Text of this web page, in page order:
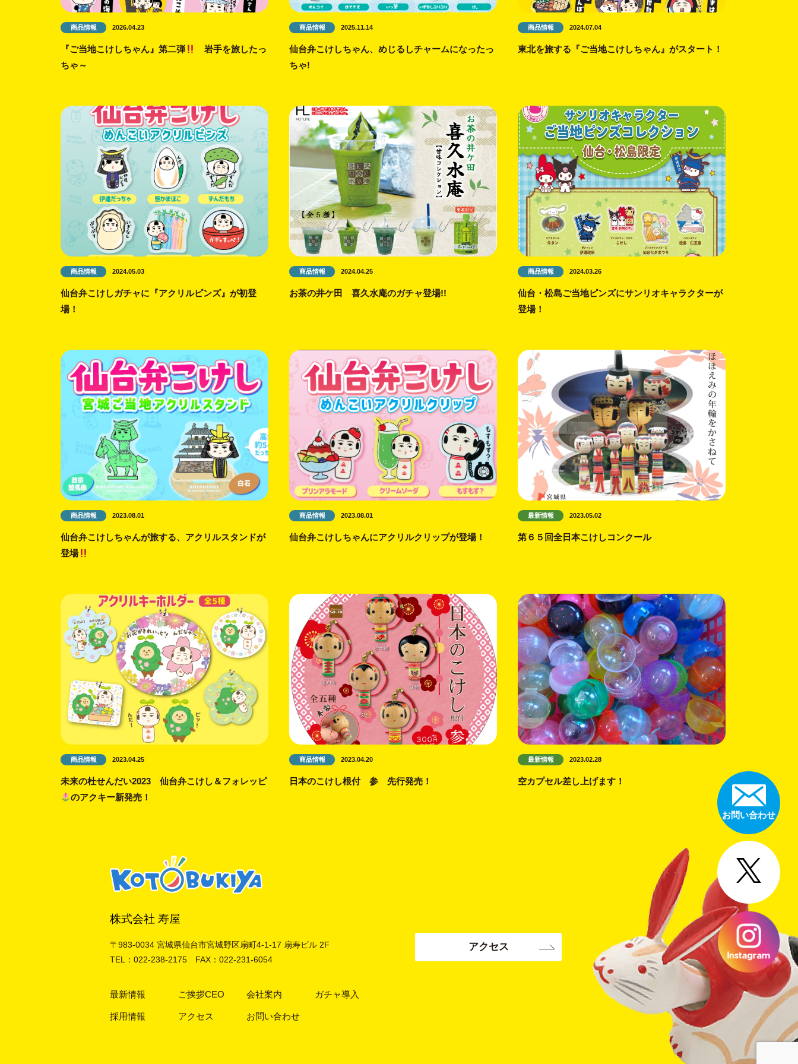
お問い合わせ
商品情報 2026.04.23
『ご当地こけしちゃん』第二弾
岩手を旅したっ
ちゃ～
商品情報 2025.11.14
仙台弁こけしちゃん、めじるしチャームになったっ
ちゃ!
商品情報 2024.07.04
東北を旅する『ご当地こけしちゃん』がスタート！
商品情報 2024.05.03
仙台弁こけしガチャに『アクリルピンズ』が初登
場！
商品情報 2024.04.25
お茶の井ケ田 喜久水庵のガチャ登場!!
商品情報 2024.03.26
仙台・松島ご当地ピンズにサンリオキャラクターが
登場！
商品情報 2023.08.01
仙台弁こけしちゃんが旅する、アクリルスタンドが
登場
商品情報 2023.08.01
仙台弁こけしちゃんにアクリルクリップが登場！
最新情報 2023.05.02
第６５回全日本こけしコンクール
商品情報 2023.04.25
未来の杜せんだい2023 仙台弁こけし＆フォレッピ
のアクキー新発売！
商品情報 2023.04.20
日本のこけし根付 参 先行発売！
最新情報 2023.02.28
空カプセル差し上げます！
株式会社 寿屋
〒983-0034 宮城県仙台市宮城野区扇町4-1-17 扇寿ビル 2F
TEL：022-238-2175 FAX：022-231-6054
最新情報 ご挨拶CEO 会社案内 ガチャ導入
採用情報 アクセス お問い合わせ
アクセス